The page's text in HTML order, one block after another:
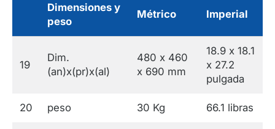
Dimensiones y
peso
Métrico Imperial
19
Dim.
(an)x(pr)x(al)
480 x 460
x 690 mm
18.9 x 18.1
x 27.2
pulgada
20 peso 30 Kg 66.1 libras